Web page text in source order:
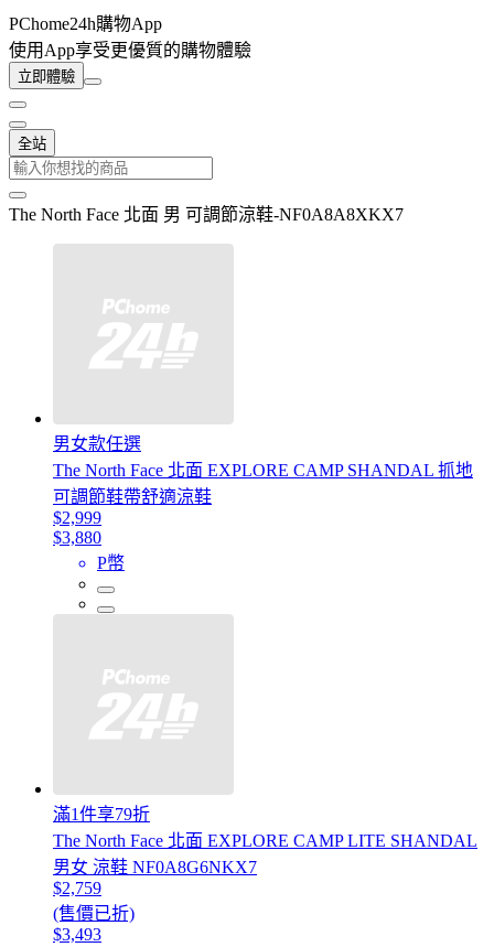
PChome24h購物App
使用App享受更優質的購物體驗
立即體驗
全站
The North Face 北面 男 可調節涼鞋-NF0A8A8XKX7
男女款任選
The North Face 北面 EXPLORE CAMP SHANDAL 抓地
可調節鞋帶舒適涼鞋
$2,999
$3,880
P幣
滿1件享79折
The North Face 北面 EXPLORE CAMP LITE SHANDAL
男女 涼鞋 NF0A8G6NKX7
$2,759
(售價已折)
$3,493